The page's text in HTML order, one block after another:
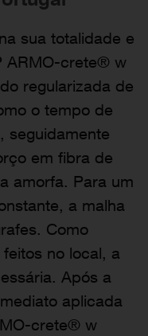
sua totalidade e
ARMO-crete® w
regularizada de
o tempo de
seguidamente
em fibra de
amorfa. Para um
a malha
Como
no local, a
Após a
aplicada
crete® w